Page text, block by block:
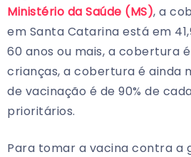
Ministério da Saúde (MS), a
em Santa Catarina está em
60 anos ou mais, a cobertura é
crianças, a cobertura é ainda
de vacinação é de 90% de
prioritários.
Para tomar a vacina contra a